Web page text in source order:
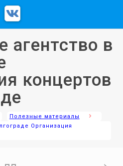
агентство в
концертов
Полезные материалы
Организация